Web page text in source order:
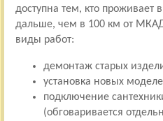
доступна тем, кто
дальше, чем в 100 км от
виды работ:
демонтаж старых
установка новых
подключение
(обговаривается